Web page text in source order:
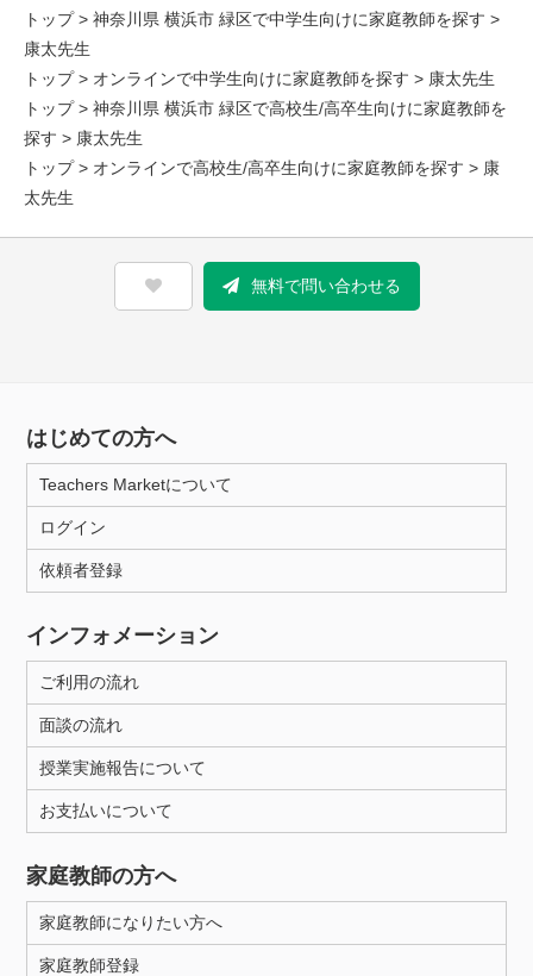
トップ> 神奈川県 横浜市 緑区で中学生向けに家庭教師を探す >
康太先生
トップ> オンラインで中学生向けに家庭教師を探す > 康太先生
トップ> 神奈川県 横浜市 緑区で高校生/高卒生向けに家庭教師を
探す > 康太先生
トップ> オンラインで高校生/高卒生向けに家庭教師を探す > 康
太先生
無料で問い合わせる
はじめての方へ
Teachers Marketについて
ログイン
依頼者登録
インフォメーション
ご利用の流れ
面談の流れ
授業実施報告について
お支払いについて
家庭教師の方へ
家庭教師になりたい方へ
家庭教師登録